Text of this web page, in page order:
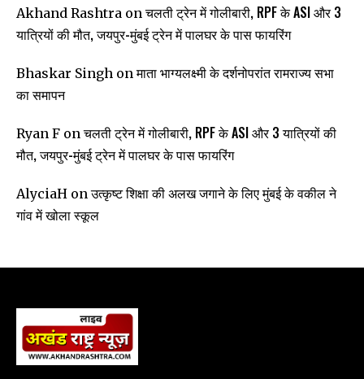
Akhand Rashtra onचलती ट्रेन में गोलीबारी, RPF के ASI और 3
यात्रियों की मौत, जयपुर-मुंबई ट्रेन में पालघर के पास फायरिंग
Bhaskar Singh onमाता भाग्यलक्ष्मी के दर्शनोपरांत रामराज्य सभा
का समापन
Ryan F onचलती ट्रेन में गोलीबारी, RPF के ASI और 3 यात्रियों की
मौत, जयपुर-मुंबई ट्रेन में पालघर के पास फायरिंग
AlyciaH onउत्कृष्ट शिक्षा की अलख जगाने के लिए मुंबई के वकील ने
गांव में खोला स्कूल